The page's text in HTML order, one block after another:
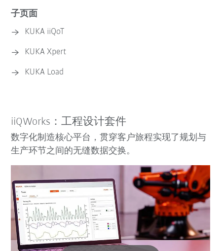
子页面
KUKA iiQoT
KUKA Xpert
KUKA Load
iiQWorks：工程设计套件
数字化制造核心平台，贯穿客户旅程实现了规划与
生产环节之间的无缝数据交换。